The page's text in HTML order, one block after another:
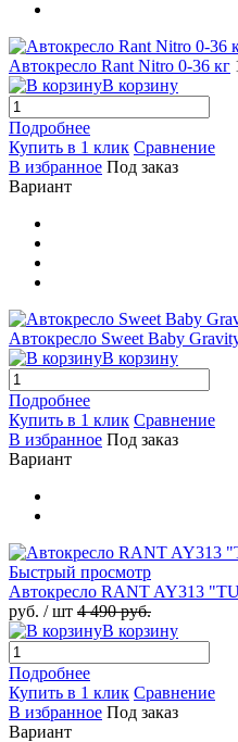
Автокресло Rant Nitro 0-36 кг
В корзину
Подробнее
Купить в 1 клик Сравнение
В избранное Под заказ
Вариант
Автокресло Sweet Baby
В корзину
Подробнее
Купить в 1 клик Сравнение
В избранное Под заказ
Вариант
Быстрый просмотр
Автокресло RANT AY313
руб. / шт 4 490 руб.
В корзину
Подробнее
Купить в 1 клик Сравнение
В избранное Под заказ
Вариант